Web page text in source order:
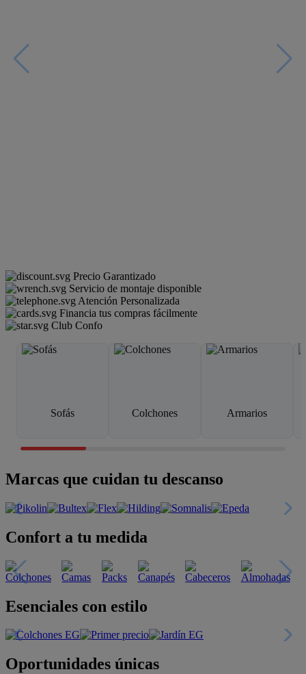
Precio Garantizado
Servicio de montaje disponible
Atención Personalizada
Financia tus compras fácilmente
Club Confo
Sofás Colchones Armarios
Marcas que cuidan tu descanso
Confort a tu medida
Esenciales con estilo
Oportunidades únicas